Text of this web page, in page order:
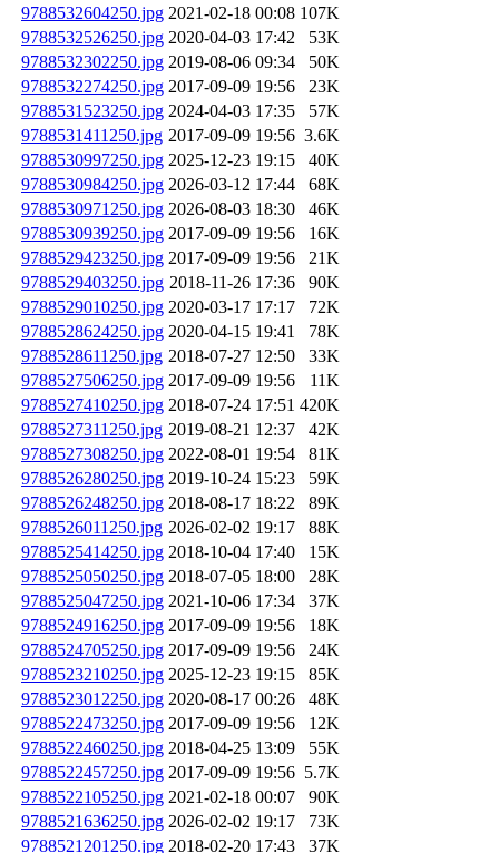
9788532604250.jpg 2021-02-18 00:08 107K
9788532526250.jpg 2020-04-03 17:42
53K
9788532302250.jpg 2019-08-06 09:34
50K
9788532274250.jpg 2017-09-09 19:56
23K
9788531523250.jpg 2024-04-03 17:35
57K
9788531411250.jpg 2017-09-09 19:56 3.6K
9788530997250.jpg 2025-12-23 19:15
40K
9788530984250.jpg 2026-03-12 17:44
68K
9788530971250.jpg 2026-08-03 18:30
46K
9788530939250.jpg 2017-09-09 19:56
16K
9788529423250.jpg 2017-09-09 19:56
21K
9788529403250.jpg 2018-11-26 17:36
90K
9788529010250.jpg 2020-03-17 17:17
72K
9788528624250.jpg 2020-04-15 19:41
78K
9788528611250.jpg 2018-07-27 12:50
33K
9788527506250.jpg 2017-09-09 19:56
11K
9788527410250.jpg 2018-07-24 17:51 420K
9788527311250.jpg 2019-08-21 12:37
42K
9788527308250.jpg 2022-08-01 19:54
81K
9788526280250.jpg 2019-10-24 15:23
59K
9788526248250.jpg 2018-08-17 18:22
89K
9788526011250.jpg 2026-02-02 19:17
88K
9788525414250.jpg 2018-10-04 17:40
15K
9788525050250.jpg 2018-07-05 18:00
28K
9788525047250.jpg 2021-10-06 17:34
37K
9788524916250.jpg 2017-09-09 19:56
18K
9788524705250.jpg 2017-09-09 19:56
24K
9788523210250.jpg 2025-12-23 19:15
85K
9788523012250.jpg 2020-08-17 00:26
48K
9788522473250.jpg 2017-09-09 19:56
12K
9788522460250.jpg 2018-04-25 13:09
55K
9788522457250.jpg 2017-09-09 19:56 5.7K
9788522105250.jpg 2021-02-18 00:07
90K
9788521636250.jpg 2026-02-02 19:17
73K
9788521201250.jpg 2018-02-20 17:43 37K